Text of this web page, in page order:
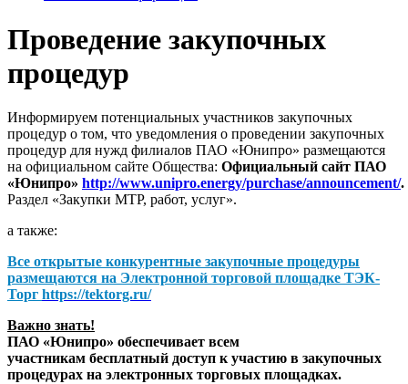
Проведение закупочных
процедур
Информируем потенциальных участников закупочных
процедур о том, что уведомления о проведении закупочных
процедур для нужд филиалов ПАО «Юнипро» размещаются
на официальном сайте Общества: Официальный сайт ПАО
«Юнипро» http://www.unipro.energy/purchase/announcement/.
Раздел «Закупки МТР, работ, услуг».
а также:
Все открытые конкурентные закупочные процедуры
размещаются на Электронной торговой площадке ТЭК-
Торг https://tektorg.ru/
Важно знать!
ПАО «Юнипро» обеспечивает всем
участникам бесплатный доступ к участию в закупочных
процедурах на электронных торговых площадках.